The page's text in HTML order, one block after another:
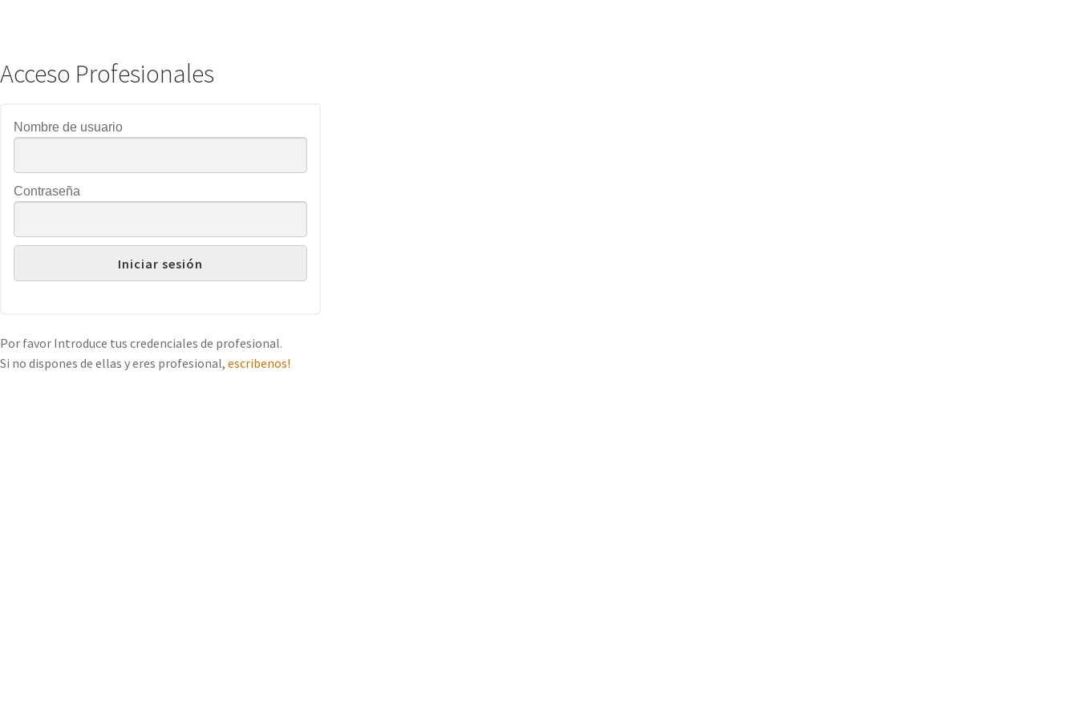
Acceso Profesionales
Nombre de usuario
Contraseña
Por favor Introduce tus credenciales de profesional.
Si no dispones de ellas y eres profesional, escribenos!